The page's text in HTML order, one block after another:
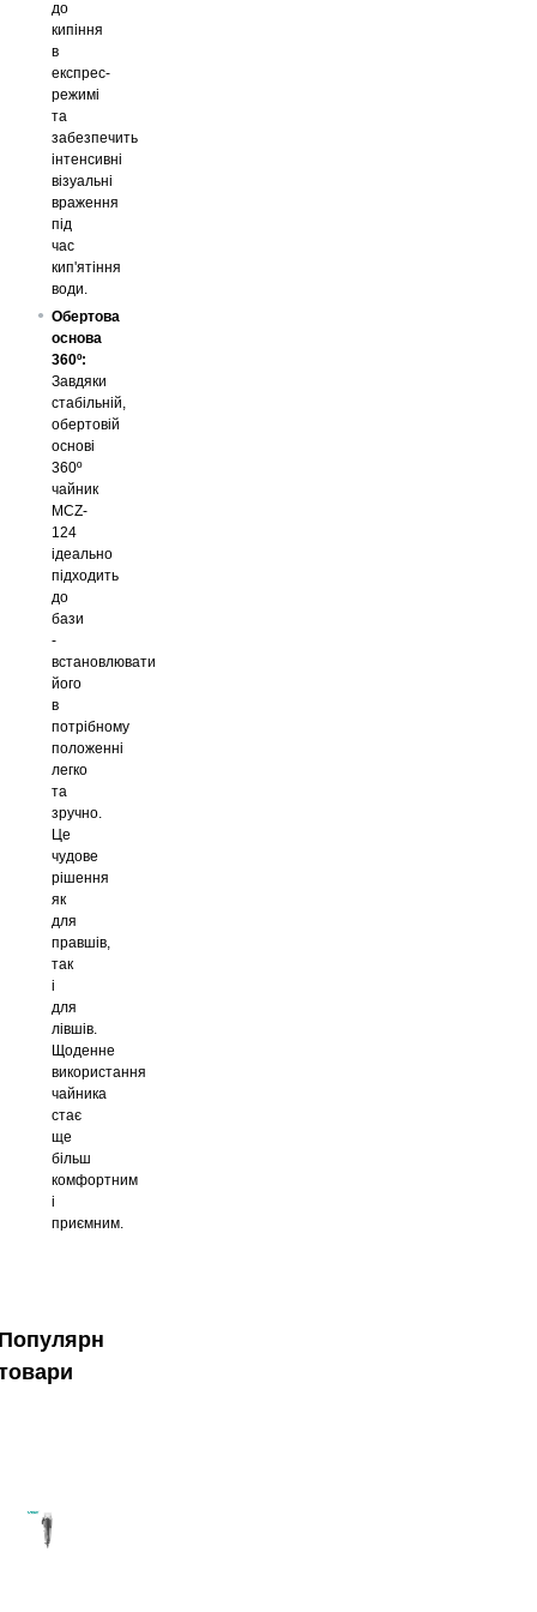
до
кипіння
в
експрес-
режимі
та
забезпечить
інтенсивні
візуальні
враження
під
час
кип'ятіння
води.
Обертова
основа
360º:
Завдяки
стабільній,
обертовій
основі
360º
чайник
MCZ-
124
ідеально
підходить
до
бази
-
встановлювати
його
в
потрібному
положенні
легко
та
зручно.
Це
чудове
рішення
як
для
правшів,
так
і
для
лівшів.
Щоденне
використання
чайника
стає
ще
більш
комфортним
і
приємним.